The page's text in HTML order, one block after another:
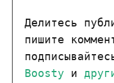
Делитесь
пишите
Boosty и